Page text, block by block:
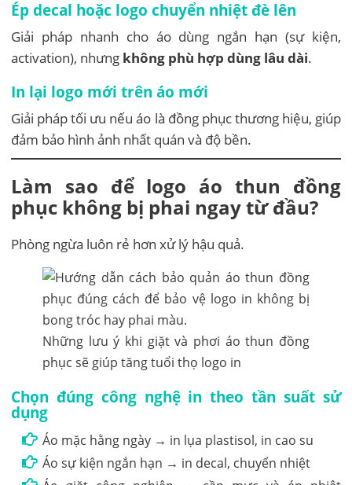
Ép decal hoặc logo chuyển nhiệt đè lên
Giải pháp nhanh cho áo dùng ngắn hạn (sự kiện,
activation), nhưng không phù hợp dùng lâu dài.
In lại logo mới trên áo mới
Giải pháp tối ưu nếu áo là đồng phục thương hiệu, giúp
đảm bảo hình ảnh nhất quán và độ bền.
Làm sao để logo áo thun đồng
phục không bị phai ngay từ đầu?
Phòng ngừa luôn rẻ hơn xử lý hậu quả.
Những lưu ý khi giặt và phơi áo thun đồng
phục sẽ giúp tăng tuổi thọ logo in
Chọn đúng công nghệ in theo tần suất sử
dụng
Áo mặc hằng ngày → in lụa plastisol, in cao su
Áo sự kiện ngắn hạn → in decal, chuyển nhiệt